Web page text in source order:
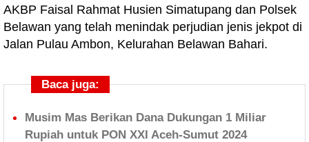
AKBP Faisal Rahmat Husien Simatupang dan Polsek
Belawan yang telah menindak perjudian jenis jekpot di
Jalan Pulau Ambon, Kelurahan Belawan Bahari.
Baca juga:
Musim Mas Berikan Dana Dukungan 1 Miliar
Rupiah untuk PON XXI Aceh-Sumut 2024